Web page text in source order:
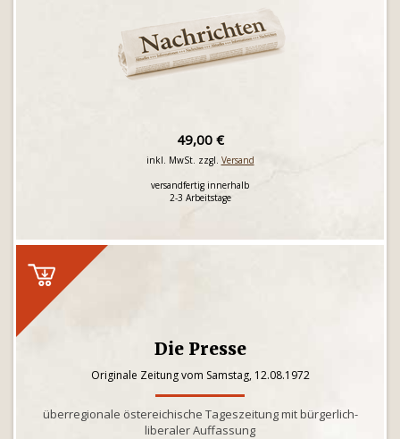
49,00 €
inkl. MwSt. zzgl. Versand
versandfertig innerhalb
2-3 Arbeitstage
Die Presse
Originale Zeitung vom Samstag, 12.08.1972
überregionale östereichische Tageszeitung mit bürgerlich-
liberaler Auffassung